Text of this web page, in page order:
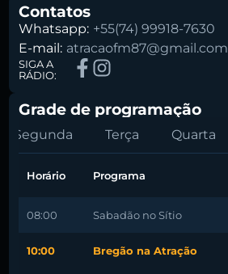
Contatos
Whatsapp: +55(74) 99918-7630
E-mail: atracaofm87@gmail.com
SIGA A
RÁDIO:
Grade de programação
Segunda Terça Quarta
Horário Programa
08:00 Sabadão no Sítio
10:00 Bregão na Atração